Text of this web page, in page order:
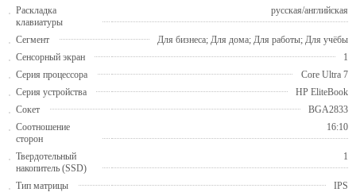
Раскладка
клавиатуры
русская/английская
Сегмент
Для бизнеса; Для дома; Для работы; Для учёбы
Сенсорный экран
1
Серия процессора
Core Ultra 7
Серия устройства
HP EliteBook
Сокет
BGA2833
Соотношение
сторон
16:10
Твердотельный
накопитель (SSD)
1
Тип матрицы
IPS